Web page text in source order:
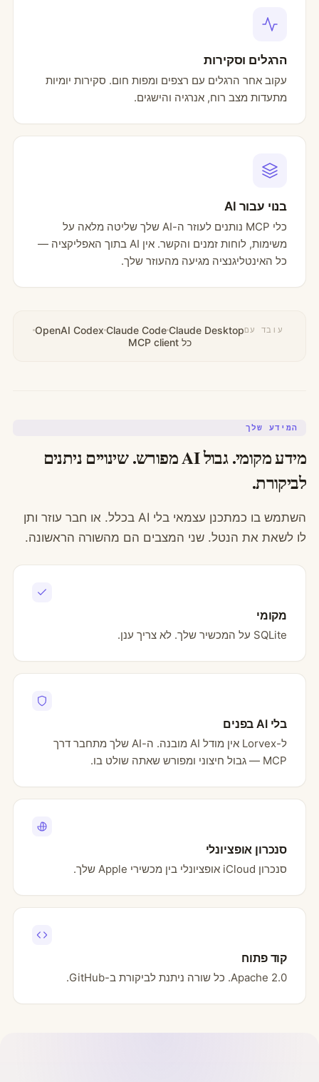
הרגלים וסקירות
עקוב אחר הרגלים עם רצפים ומפות חום. סקירות יומיות
מתעדות מצב רוח, אנרגיה והישגים.
בנוי עבור AI
כלי MCP נותנים לעוזר ה-AI שלך שליטה מלאה על
משימות, לוחות זמנים והקשר. אין AI בתוך האפליקציה —
כל האינטליגנציה מגיעה מהעוזר שלך.
עובד עםClaude Desktop
Claude Code
OpenAI Codex
כל MCP client
המידע שלך
מידע מקומי. גבול AI מפורש. שינויים ניתנים
לביקורת.
השתמש בו כמתכנן עצמאי בלי AI בכלל. או חבר עוזר ותן
לו לשאת את הנטל. שני המצבים הם מהשורה הראשונה.
מקומי
SQLite על המכשיר שלך. לא צריך ענן.
בלי AI בפנים
ל-Lorvex אין מודל AI מובנה. ה-AI שלך מתחבר דרך
MCP — גבול חיצוני ומפורש שאתה שולט בו.
סנכרון אופציונלי
סנכרון iCloud אופציונלי בין מכשירי Apple שלך.
קוד פתוח
Apache 2.0. כל שורה ניתנת לביקורת ב-GitHub.